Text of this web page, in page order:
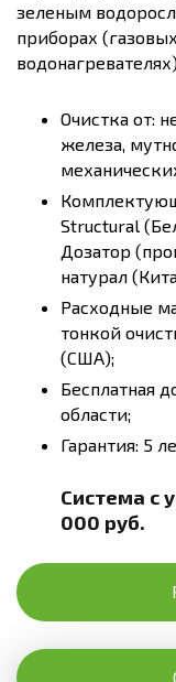
зеленым
приборах
Очистка от:
железа,
Structural
Дозатор
натурал
Расходные
тонкой
(США);
Бесплатная
области;
Гарантия: 5
Система с
000 руб.